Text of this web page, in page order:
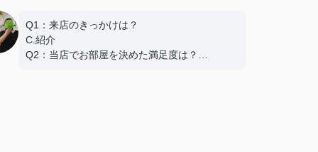
Q1：来店のきっかけは？
C.紹介
Q2：当店でお部屋を決めた満足度は？